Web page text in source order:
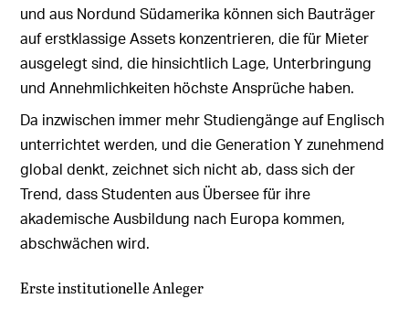
und aus Nordund Südamerika können sich Bauträger
auf erstklassige Assets konzentrieren, die für Mieter
ausgelegt sind, die hinsichtlich Lage, Unterbringung
und Annehmlichkeiten höchste Ansprüche haben.
Da inzwischen immer mehr Studiengänge auf Englisch
unterrichtet werden, und die Generation Y zunehmend
global denkt, zeichnet sich nicht ab, dass sich der
Trend, dass Studenten aus Übersee für ihre
akademische Ausbildung nach Europa kommen,
abschwächen wird.
Erste institutionelle Anleger